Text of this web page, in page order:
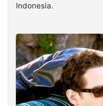
Indonesia.